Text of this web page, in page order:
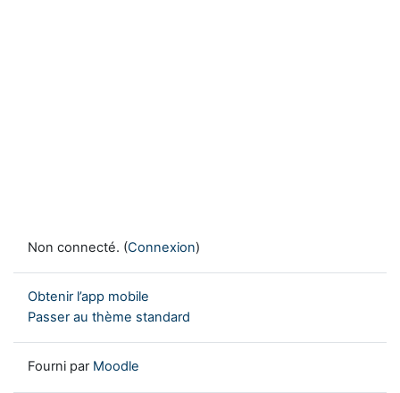
Non connecté. (Connexion)
Obtenir l’app mobile
Passer au thème standard
Fourni par Moodle